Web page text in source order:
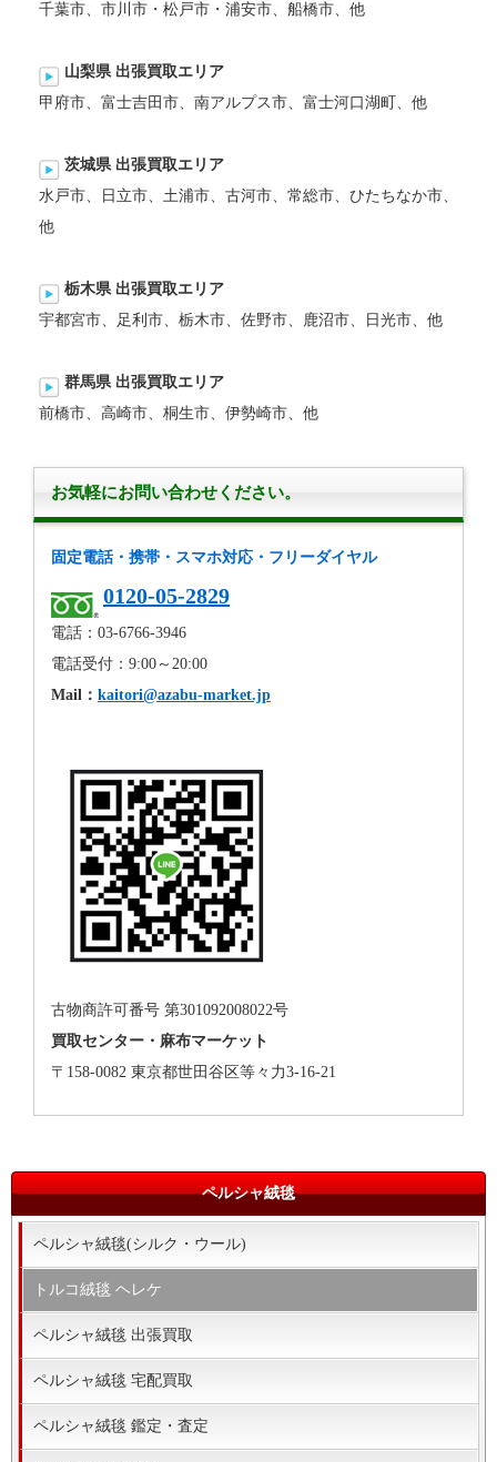
千葉市、市川市・松戸市・浦安市、船橋市、他
山梨県 出張買取エリア
甲府市、富士吉田市、南アルプス市、富士河口湖町、他
茨城県 出張買取エリア
水戸市、日立市、土浦市、古河市、常総市、ひたちなか市、
他
栃木県 出張買取エリア
宇都宮市、足利市、栃木市、佐野市、鹿沼市、日光市、他
群馬県 出張買取エリア
前橋市、高崎市、桐生市、伊勢崎市、他
お気軽にお問い合わせください。
固定電話・携帯・スマホ対応・フリーダイヤル
0120-05-2829
電話：03-6766-3946
電話受付：9:00～20:00
Mail： kaitori@azabu-market.jp
古物商許可番号 第301092008022号
買取センター・麻布マーケット
〒158-0082 東京都世田谷区等々力3-16-21
ペルシャ絨毯
ペルシャ絨毯(シルク・ウール)
トルコ絨毯 ヘレケ
ペルシャ絨毯 出張買取
ペルシャ絨毯 宅配買取
ペルシャ絨毯 鑑定・査定